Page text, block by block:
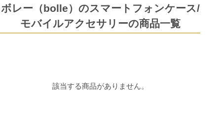
ボレー（bolle）のスマートフォンケース/
モバイルアクセサリーの商品一覧
該当する商品がありません。